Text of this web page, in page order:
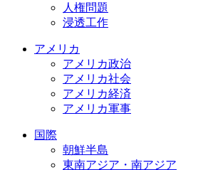
人権問題
浸透工作
アメリカ
アメリカ政治
アメリカ社会
アメリカ経済
アメリカ軍事
国際
朝鮮半島
東南アジア・南アジア